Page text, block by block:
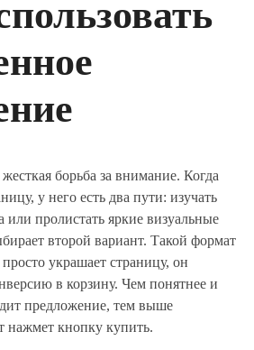
борьба за внимание. Когда
у него есть два пути: изучать
или пролистать яркие визуальные
второй вариант. Такой формат
украшает страницу, он
в корзину. Чем понятнее и
предложение, тем выше
нажмет кнопку купить.